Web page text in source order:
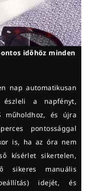
időhöz minden
nap automatikusan
a napfényt,
műholdhoz, és újra
pontossággal
is, ha az óra nem
kísérlet sikertelen,
sikeres manuális
idejét, és